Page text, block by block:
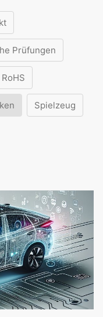
Prüfungen
RoHS
Spielzeug